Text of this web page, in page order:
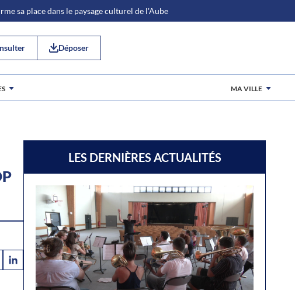
sa place dans le paysage culturel de l'Aube
Déposer
MA VILLE
LES DERNIÈRES ACTUALITÉS